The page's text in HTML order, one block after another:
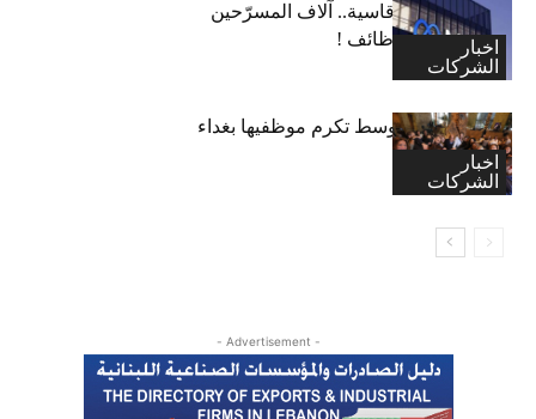
اخبار
الشركات
“ميتا”: قرارات قاسية.. آلاف المسرّحين
وتجميد آلاف الوظائف !
اخبار
الشركات
اكسا الشرق الاوسط تكرم موظفيها بغداء
احتفالا بالاعياد
- Advertisement -